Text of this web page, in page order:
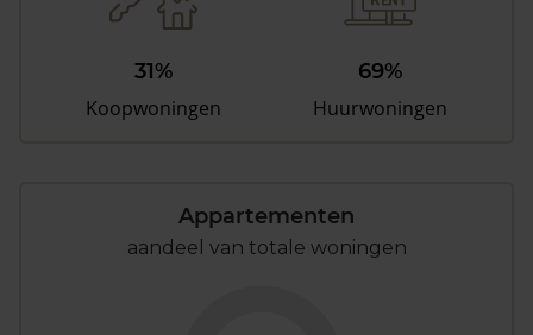
31%
Koopwoningen
69%
Huurwoningen
Appartementen
aandeel van totale woningen